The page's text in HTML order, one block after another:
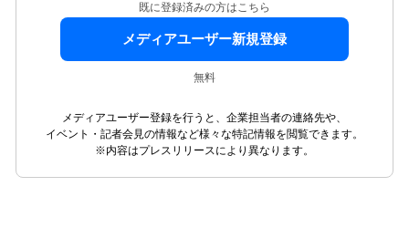
既に登録済みの方はこちら
メディアユーザー新規登録
無料
メディアユーザー登録を行うと、企業担当者の連絡先や、
イベント・記者会見の情報など様々な特記情報を閲覧できます。
※内容はプレスリリースにより異なります。